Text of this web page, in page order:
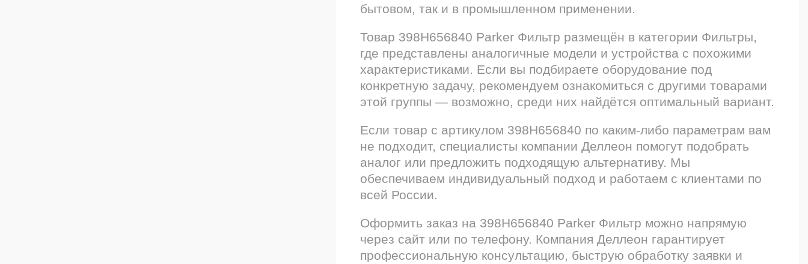
бытовом, так и в промышленном применении.
Товар 398H656840 Parker Фильтр размещён в категории Фильтры,
где представлены аналогичные модели и устройства с похожими
характеристиками. Если вы подбираете оборудование под
конкретную задачу, рекомендуем ознакомиться с другими товарами
этой группы — возможно, среди них найдётся оптимальный вариант.
Если товар с артикулом 398H656840 по каким-либо параметрам вам
не подходит, специалисты компании Деллеон помогут подобрать
аналог или предложить подходящую альтернативу. Мы
обеспечиваем индивидуальный подход и работаем с клиентами по
всей России.
Оформить заказ на 398H656840 Parker Фильтр можно напрямую
через сайт или по телефону. Компания Деллеон гарантирует
профессиональную консультацию, быструю обработку заявки и